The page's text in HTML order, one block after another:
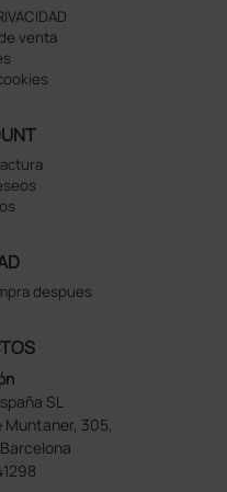
venta
despues
SL
Muntaner, 305,